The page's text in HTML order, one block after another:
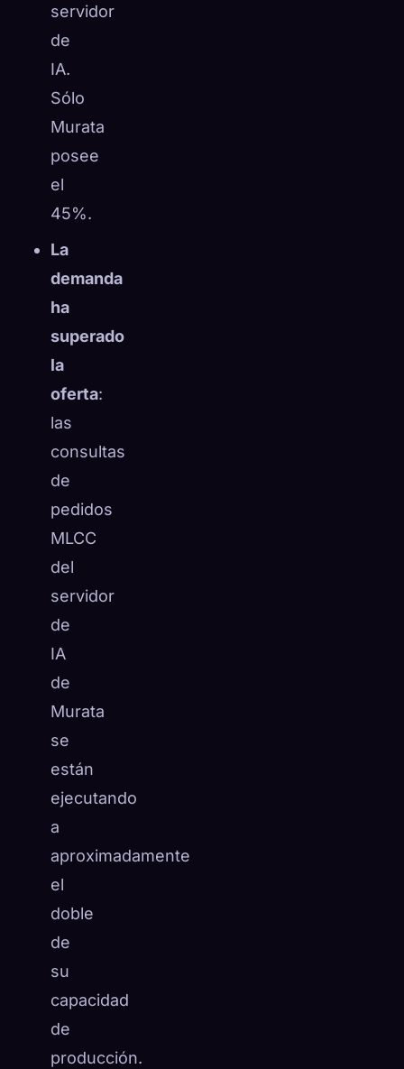
servidor
de
IA.
Sólo
Murata
posee
el
45%.
La
demanda
ha
superado
la
oferta:
las
consultas
de
pedidos
MLCC
del
servidor
de
IA
de
Murata
se
están
ejecutando
a
aproximadamente
el
doble
de
su
capacidad
de
producción.